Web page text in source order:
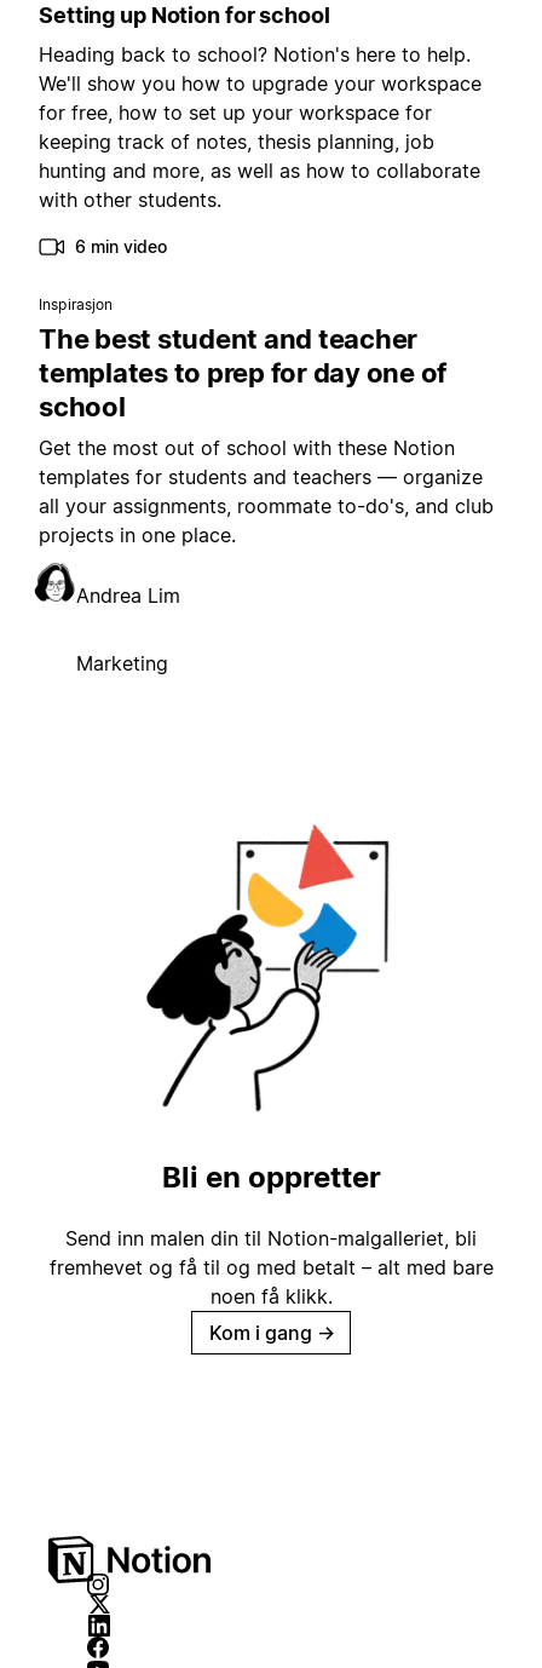
Setting up Notion for school
Heading back to school? Notion's here to help.
We'll show you how to upgrade your workspace
for free, how to set up your workspace for
keeping track of notes, thesis planning, job
hunting and more, as well as how to collaborate
with other students.
6 min video
Inspirasjon
The best student and teacher
templates to prep for day one of
school
Get the most out of school with these Notion
templates for students and teachers — organize
all your assignments, roommate to-do's, and club
projects in one place.
Andrea Lim
Marketing
Bli en oppretter
Send inn malen din til Notion-malgalleriet, bli
fremhevet og få til og med betalt – alt med bare
noen få klikk.
Kom i gang →